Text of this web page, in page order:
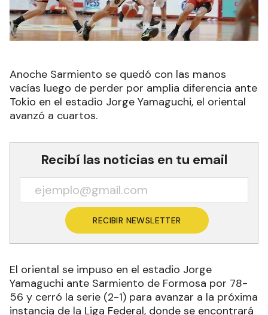
Anoche Sarmiento se quedó con las manos
vacías luego de perder por amplia diferencia ante
Tokio en el estadio Jorge Yamaguchi, el oriental
avanzó a cuartos.
Recibí las noticias en tu email
RECIBIR NEWSLETTER
El oriental se impuso en el estadio Jorge
Yamaguchi ante Sarmiento de Formosa por 78-
56 y cerró la serie (2-1) para avanzar a la próxima
instancia de la Liga Federal, donde se encontrará